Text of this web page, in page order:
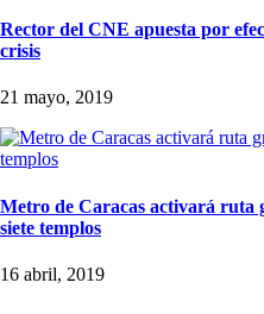
Rector del CNE apuesta por
crisis
21 mayo, 2019
Metro de Caracas activará ruta
siete templos
16 abril, 2019